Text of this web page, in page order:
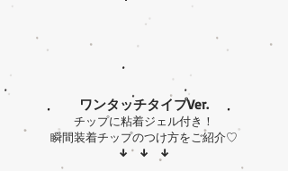
ワンタッチタイプVer.
チップに粘着ジェル付き！
瞬間装着チップのつけ方をご紹介♡
​↓ ↓ ↓